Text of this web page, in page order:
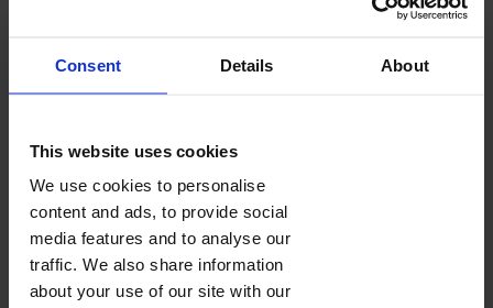
Consent Details About
This website uses cookies
We use cookies to personalise
content and ads, to provide social
media features and to analyse our
traffic. We also share information
about your use of our site with our
Kolory wnętrza (wybierzesz w koszyku):
FOTOKUBKI
Fotokubek z nadrukowanym zdjęciem